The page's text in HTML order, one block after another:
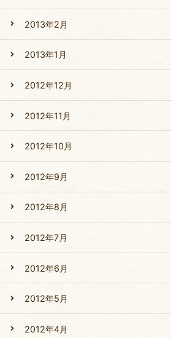
2013年2月
2013年1月
2012年12月
2012年11月
2012年10月
2012年9月
2012年8月
2012年7月
2012年6月
2012年5月
2012年4月